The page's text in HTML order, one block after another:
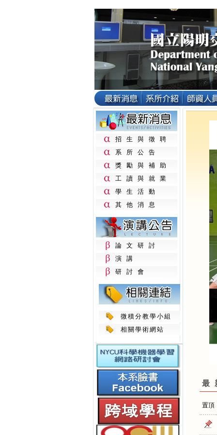
招生與徵聘
系所公告
獎勵與補助
工讀與就業
學生活動
其他消息
論文研討
演講
研討會
微積分教學小組
相關學術網站
最
置頂